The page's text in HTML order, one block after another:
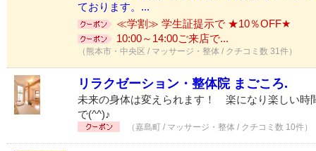
ております。...
≪学割≫ 学生証提示で ★10％OFF★
10:00～14:00ご来店で...
（熊本市・中央区 / マッサージ・整体 / クチコミ数 31件）
リラクゼーション・整体院 まごころ.
未来の身体は変えられます！ 楽になり楽しい時
で(^^)♪
（嘉島町 / マッサージ・整体 / クチコミ数 10件）